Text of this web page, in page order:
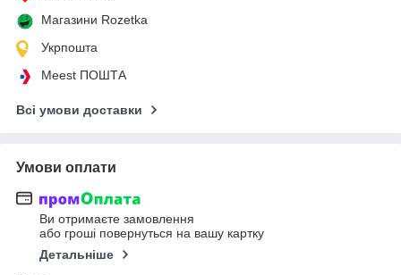
Магазини Rozetka
Укрпошта
Meest ПОШТА
Всі умови доставки
Умови оплати
Ви отримаєте замовлення
або гроші повернуться на вашу картку
Детальніше